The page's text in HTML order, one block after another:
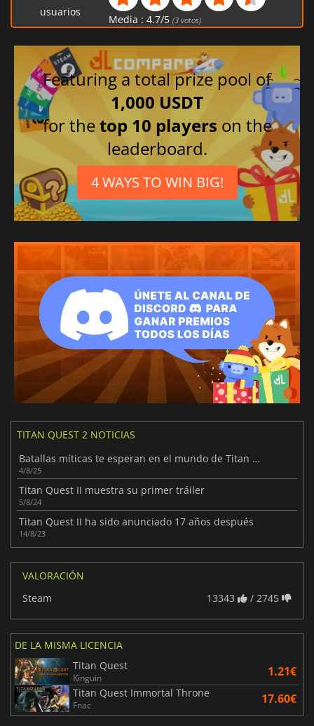
usuarios
Media : 4.7/5 (3votos)
Featuring a total prize pool of
1,000 USDT
for thetop 10 players on the
leaderboard.
4 WAYS TO WIN BIG!
TITAN QUEST 2 NOTICIAS
Batallas míticas te esperan en el mundo de Titan Quest II
4/8/25
Titan Quest II muestra su primer tráiler
5/8/24
Titan Quest II ha sido anunciado 17 años después
14/8/23
VALORACIÓN
Steam
13343 / 2745
DE LA MISMA LICENCIA
Titan Quest
Kinguin 1.21€
Titan Quest Immortal Throne
Fnac 17.60€